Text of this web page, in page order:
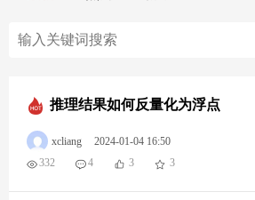
推理结果如何反量化为浮点
xcliang
2024-01-04 16:50
332
4 3 3